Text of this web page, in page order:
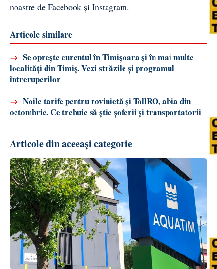
noastre de Facebook și Instagram.
Articole similare
→ Se oprește curentul în Timișoara și în mai multe
localități din Timiș. Vezi străzile și programul
întreruperilor
→ Noile tarife pentru rovinietă și TollRO, abia din
octombrie. Ce trebuie să știe șoferii și transportatorii
Articole din aceeași categorie